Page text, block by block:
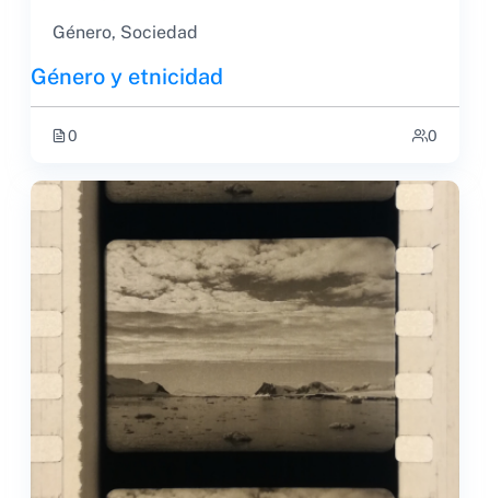
Género, Sociedad
Género y etnicidad
0 0